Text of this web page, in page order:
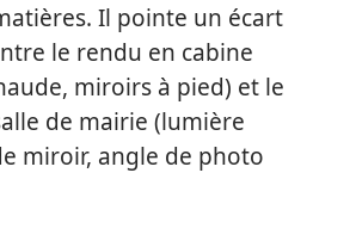
Il pointe un écart
le rendu en cabine
miroirs à pied) et le
de mairie (lumière
miroir, angle de photo